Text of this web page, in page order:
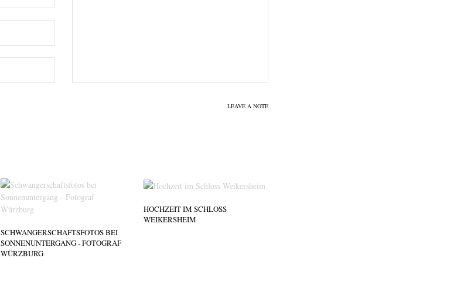
LEAVE A NOTE
SCHWANGERSCHAFTSFOTOS BEI
SONNENUNTERGANG - FOTOGRAF
WÜRZBURG
HOCHZEIT IM SCHLOSS
WEIKERSHEIM